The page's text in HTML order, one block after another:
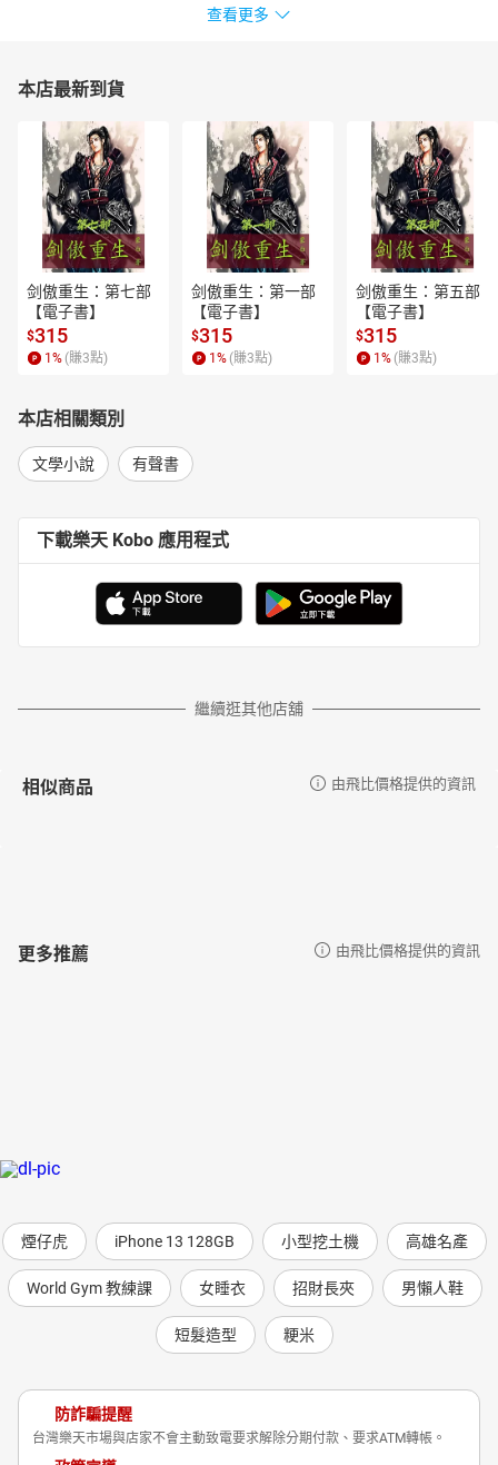
查看更多
本店最新到貨
剑傲重生：第七部
【電子書】
$315
1 % (賺3點)
剑傲重生：第一部
【電子書】
$315
1 % (賺3點)
剑傲重生：第五部
【電子書】
$315
1 % (賺3點)
本店相關類別
文學小說 有聲書
下載樂天 Kobo 應用程式
繼續逛其他店舖
相似商品 由飛比價格提供的資訊
更多推薦 由飛比價格提供的資訊
煙仔虎 iPhone 13 128GB 小型挖土機 高雄名產
World Gym 教練課 女睡衣 招財長夾 男懶人鞋
短髮造型 粳米
防詐騙提醒
台灣樂天市場與店家不會主動致電要求解除分期付款、要求ATM轉帳。